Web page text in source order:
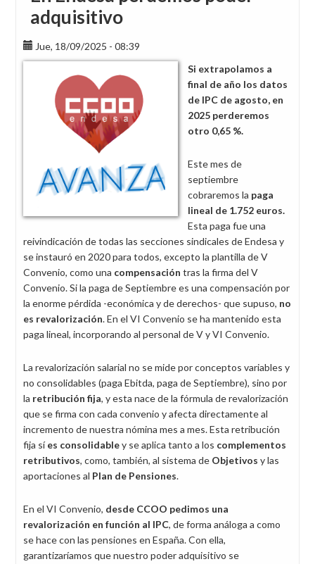
adquisitivo
Jue, 18/09/2025 - 08:39
Si extrapolamos a
final de año los datos
de IPC de agosto, en
2025 perderemos
otro 0,65 %.
Este mes de
septiembre
cobraremos la paga
lineal de 1.752 euros.
Esta paga fue una
reivindicación de todas las secciones sindicales de Endesa y
se instauró en 2020 para todos, excepto la plantilla de V
Convenio, como una compensación tras la firma del V
Convenio. Si la paga de Septiembre es una compensación por
la enorme pérdida -económica y de derechos- que supuso, no
es revalorización. En el VI Convenio se ha mantenido esta
paga lineal, incorporando al personal de V y VI Convenio.
La revalorización salarial no se mide por conceptos variables y
no consolidables (paga Ebitda, paga de Septiembre), sino por
la retribución fija, y esta nace de la fórmula de revalorización
que se firma con cada convenio y afecta directamente al
incremento de nuestra nómina mes a mes. Esta retribución
fija síes consolidabley se aplica tanto a los complementos
retributivos, como, también, al sistema de Objetivos y las
aportaciones al Plan de Pensiones.
En el VI Convenio, desde CCOO pedimos una
revalorización en función al IPC, de forma análoga a como
se hace con las pensiones en España. Con ella,
garantizaríamos que nuestro poder adquisitivo se